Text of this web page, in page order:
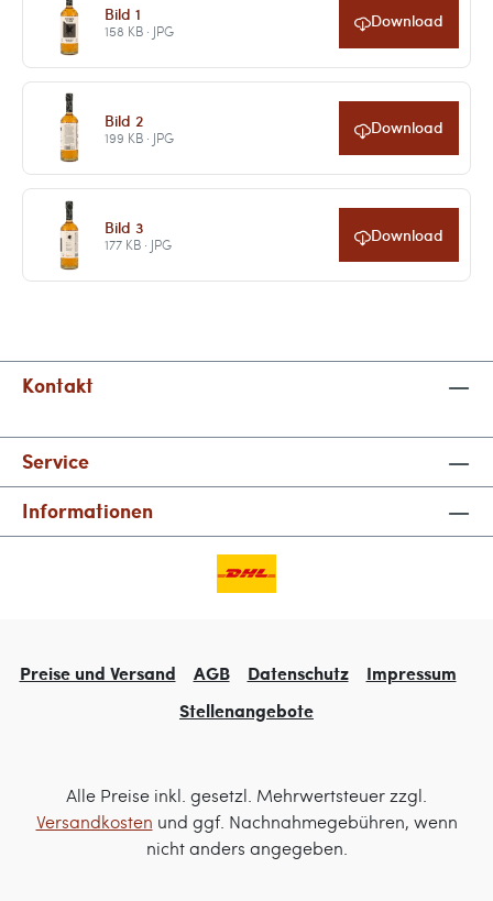
Bild 1
158 KB · JPG Download
Bild 2
199 KB · JPG Download
Bild 3
177 KB · JPG Download
Kontakt
Service
Informationen
Preise und Versand AGB Datenschutz
Impressum
Stellenangebote
Alle Preise inkl. gesetzl. Mehrwertsteuer zzgl.
Versandkosten und ggf. Nachnahmegebühren, wenn
nicht anders angegeben.